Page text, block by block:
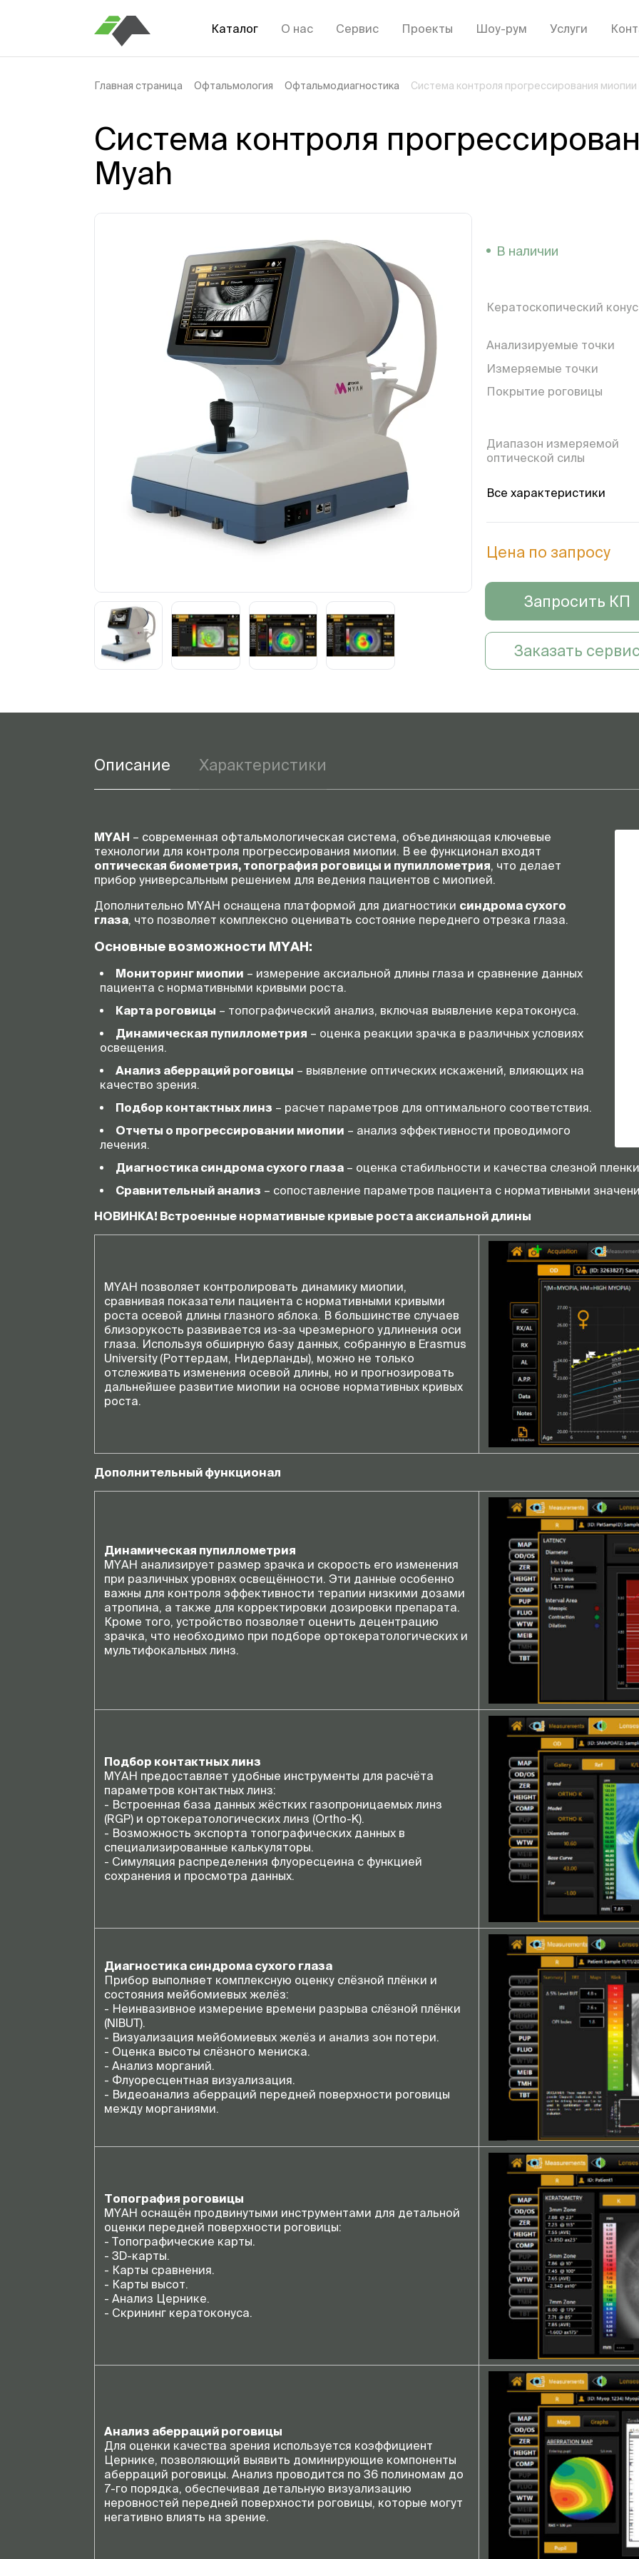
Каталог О нас Сервис Проекты Шоу-рум Услуги
Главная страница Офтальмология Офтальмодиагностика Система контроля прогрессирования миопии
Система контроля
Myah
В наличии
Кератоскопический конус
Анализируемые точки
Измеряемые точки
Покрытие роговицы
Диапазон измеряемой
оптической силы
Система захвата
База данных
Пупиллометрия
Условия эксплуатации
Масса
Операционная система
Жесткий диск
Внешние подключения
Все характеристики
Цена по запросу
Запросить КП
Заказать сервис
Описание Характеристики
MYAH – современная офтальмологическая система, объединяющая ключевые
технологии для контроля прогрессирования миопии. В ее функционал входят
оптическая биометрия, топография роговицы и пупиллометрия, что делает
прибор универсальным решением для ведения пациентов с миопией.
Дополнительно MYAH оснащена платформой для диагностики синдрома сухого
глаза, что позволяет комплексно оценивать состояние переднего отрезка глаза.
Основные возможности MYAH:
Мониторинг миопии – измерение аксиальной длины глаза и сравнение данных
пациента с нормативными кривыми роста.
Карта роговицы – топографический анализ, включая выявление кератоконуса.
Динамическая пупиллометрия – оценка реакции зрачка в различных условиях
освещения.
Анализ аберраций роговицы – выявление оптических искажений, влияющих на
качество зрения.
Подбор контактных линз – расчет параметров для оптимального соответствия.
Отчеты о прогрессировании миопии – анализ эффективности проводимого
лечения.
Диагностика синдрома сухого глаза – оценка стабильности и качества слезной
Сравнительный анализ – сопоставление параметров пациента с нормативными
НОВИНКА! Встроенные нормативные кривые роста аксиальной длины
MYAH позволяет контролировать динамику миопии,
сравнивая показатели пациента с нормативными кривыми
роста осевой длины глазного яблока. В большинстве случаев
близорукость развивается из-за чрезмерного удлинения оси
глаза. Используя обширную базу данных, собранную в Erasmus
University (Роттердам, Нидерланды), можно не только
отслеживать изменения осевой длины, но и прогнозировать
дальнейшее развитие миопии на основе нормативных кривых
роста.
Дополнительный функционал
Динамическая пупиллометрия
MYAH анализирует размер зрачка и скорость его изменения
при различных уровнях освещённости. Эти данные особенно
важны для контроля эффективности терапии низкими дозами
атропина, а также для корректировки дозировки препарата.
Кроме того, устройство позволяет оценить децентрацию
зрачка, что необходимо при подборе ортокератологических и
мультифокальных линз.
Подбор контактных линз
MYAH предоставляет удобные инструменты для расчёта
параметров контактных линз:
- Встроенная база данных жёстких газопроницаемых линз
(RGP) и ортокератологических линз (Ortho-K).
- Возможность экспорта топографических данных в
специализированные калькуляторы.
- Симуляция распределения флуоресцеина с функцией
сохранения и просмотра данных.
Диагностика синдрома сухого глаза
Прибор выполняет комплексную оценку слёзной плёнки и
состояния мейбомиевых желёз:
- Неинвазивное измерение времени разрыва слёзной плёнки
(NIBUT).
- Визуализация мейбомиевых желёз и анализ зон потери.
- Оценка высоты слёзного мениска.
- Анализ морганий.
- Флуоресцентная визуализация.
- Видеоанализ аберраций передней поверхности роговицы
между морганиями.
Топография роговицы
MYAH оснащён продвинутыми инструментами для детальной
оценки передней поверхности роговицы:
- Топографические карты.
- 3D-карты.
- Карты сравнения.
- Карты высот.
- Анализ Цернике.
- Скрининг кератоконуса.
Анализ аберраций роговицы
Для оценки качества зрения используется коэффициент
Цернике, позволяющий выявить доминирующие компоненты
аберраций роговицы. Анализ проводится по 36 полиномам до
7-го порядка, обеспечивая детальную визуализацию
неровностей передней поверхности роговицы, которые могут
негативно влиять на зрение.